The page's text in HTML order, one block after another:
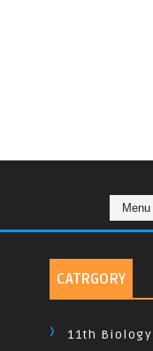
CATRGORY
11th Biology